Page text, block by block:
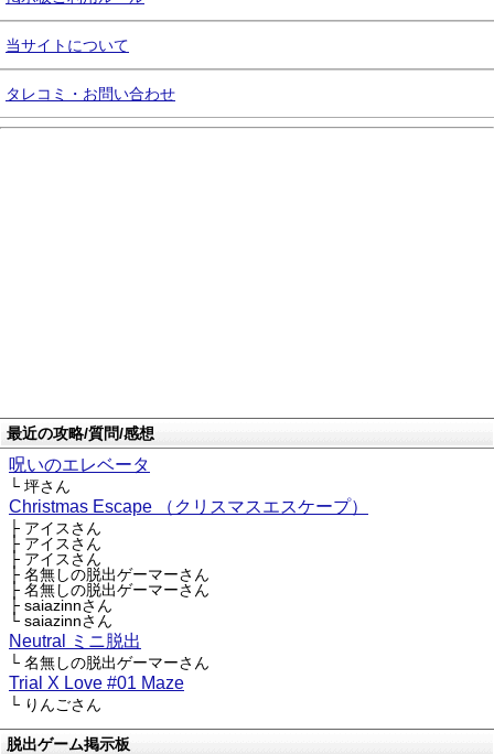
当サイトについて
タレコミ・お問い合わせ
最近の攻略/質問/感想
呪いのエレベータ
└ 坪さん
Christmas Escape （クリスマスエスケープ）
├ アイスさん
├ アイスさん
├ アイスさん
├ 名無しの脱出ゲーマーさん
├ 名無しの脱出ゲーマーさん
├ saiazinnさん
└ saiazinnさん
Neutral ミニ脱出
└ 名無しの脱出ゲーマーさん
Trial X Love #01 Maze
└ りんごさん
脱出ゲーム掲示板